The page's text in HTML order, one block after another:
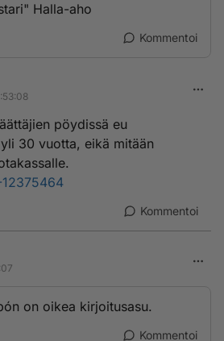
Halla-aho
Kommentoi
pöydissä eu
30 vuotta, eikä mitään
Kommentoi
on oikea kirjoitusasu.
Kommentoi